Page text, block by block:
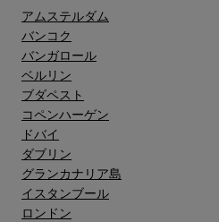
アムステルダム
バンコク
バンガロール
ベルリン
ブダペスト
コペンハーゲン
ドバイ
ダブリン
グランカナリア島"
イスタンブール
ロンドン